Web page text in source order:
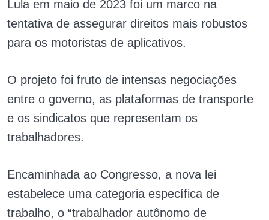
Lula em maio de 2023 foi um marco na
tentativa de assegurar direitos mais robustos
para os motoristas de aplicativos.
O projeto foi fruto de intensas negociações
entre o governo, as plataformas de transporte
e os sindicatos que representam os
trabalhadores.
Encaminhada ao Congresso, a nova lei
estabelece uma categoria específica de
trabalho, o “trabalhador autônomo de